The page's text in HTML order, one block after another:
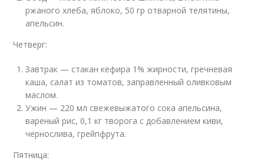
ржаного хлеба, яблоко, 50 гр отварной телятины,
апельсин.
Четверг:
Завтрак — стакан кефира 1% жирности, гречневая
каша, салат из томатов, заправленный оливковым
маслом.
Ужин — 220 мл свежевыжатого сока апельсина,
вареный рис, 0,1 кг творога с добавлением киви,
чернослива, грейпфрута.
Пятница: